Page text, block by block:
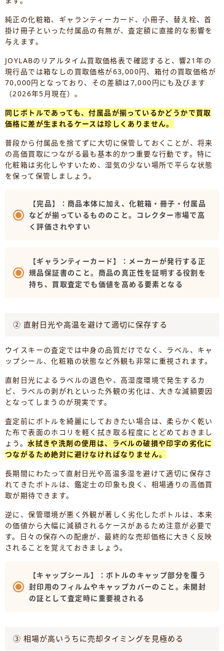
純正の化粧箱、ギャランティーカード、小冊子、替え栓、首
掛け冊子といった付属品の有無が、査定額に直接的な影響を
与えます。
JOYLABのリアルタイム買取価格表で確認すると、響21年の
現行品では箱なしの買取価格が63,000円、箱付の買取価格が
70,000円となっており、その差額は7,000円にも及びます
（2026年5月現在）。
同じボトルであっても、付属品が揃っているかどうかで買取
価格に差が生まれるケースは珍しくありません。
普段から付属品を捨てずに大切に保管しておくことが、将来
の高価買取につながる最も基本的かつ重要な行動です。特に
化粧箱は劣化しやすいため、湿気の少ない場所で平らな状態
を保って保管しましょう。
【完品】：商品本体に加え、化粧箱・冊子・付属品
などが揃っているもののこと。コレクター市場で高
く評価されやすい
【ギャランティーカード】：メーカーが発行する正
規品保証書のこと。商品の真正性を証明する役割を
持ち、買取査定でも価値を高める要素となる
② 直射日光や高温を避けて適切に保存する
ウイスキーの査定では中身の品質だけでなく、ラベル、キャ
ップシール、化粧箱の状態など外観も非常に重視されます。
直射日光によるラベルの退色や、高湿度環境で発生するカ
ビ、ラベルの剥がれといった外観の劣化は、大きな減額要因
となってしまうのが現実です。
査定前にボトルを綺麗にしておきたい場合は、柔らかく乾い
た布で表面のホコリを軽く拭き取る程度にとどめておきまし
ょう。水拭きや洗剤の使用は、ラベルの破損や印字の劣化に
つながるため絶対に避けなければなりません。
長期間にわたって直射日光や高温多湿を避けて適切に保存さ
れてきたボトルは、鑑定士の印象も良く、相場通りの高価買
取が期待できます。
逆に、保管環境が悪く外観が著しく劣化したボトルは、本来
の価値から大幅に減額されるケースがあるため注意が必要で
す。日々の保存への配慮が、最終的な売却価格に大きく反映
されることを覚えておきましょう。
【キャップシール】：ボトルのキャップ部分を覆う
封印用のフィルムやキャップカバーのこと。未開封
の証として査定時に重要視される
③ 相場が高いうちに売却タイミングを見極める